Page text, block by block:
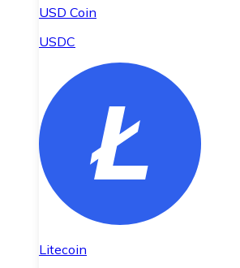
USD Coin
USDC
Litecoin